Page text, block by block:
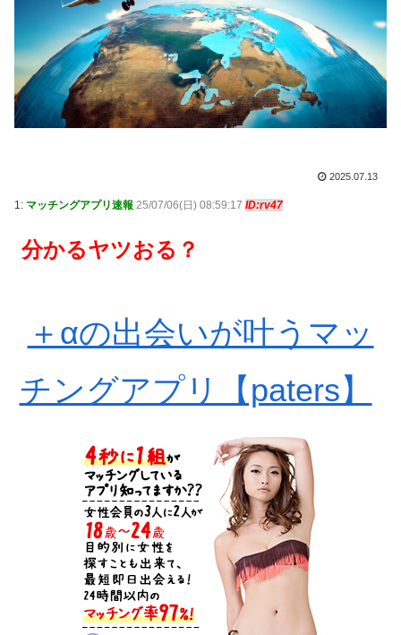
2025.07.13
1: マッチングアプリ速報 25/07/06(日) 08:59:17 ID:rv47
分かるヤツおる？
＋αの出会いが叶うマッ
チングアプリ【paters】